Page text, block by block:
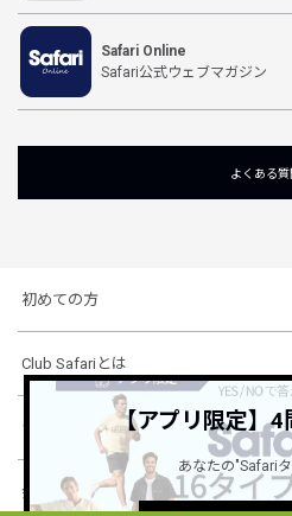
Safari Online
Safari公式ウェブマガジン
よくある質
初めての方
Club Safariとは
ショッピングガイド
会社概要・規約
【アプリ限定】4
あなたの"Safari